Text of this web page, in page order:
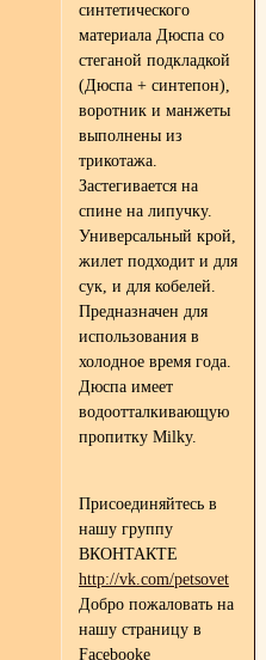
синтетического
материала Дюспа со
стеганой подкладкой
(Дюспа + синтепон),
воротник и манжеты
выполнены из
трикотажа.
Застегивается на
спине на липучку.
Универсальный крой,
жилет подходит и для
сук, и для кобелей.
Предназначен для
использования в
холодное время года.
Дюспа имеет
водоотталкивающую
пропитку Milky.
Присоединяйтесь в
нашу группу
ВКОНТАКТЕ
http://vk.com/petsovet
Добро пожаловать на
нашу страницу в
Facebooke